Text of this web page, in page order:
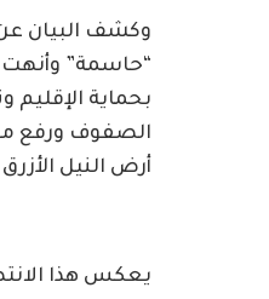
“حاسمة” وأنهت
بحماية
الصفوف ورفع
أرض النيل
يعكس هذا